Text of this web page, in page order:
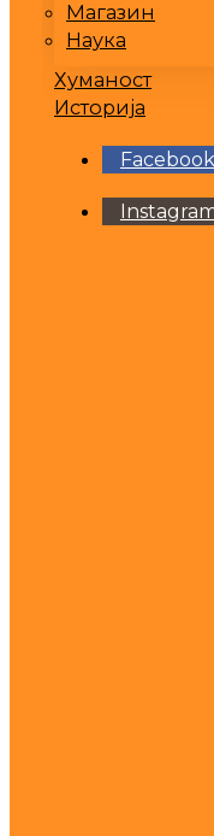
Магазин
Наука
Хуманост
Историја
Facebook